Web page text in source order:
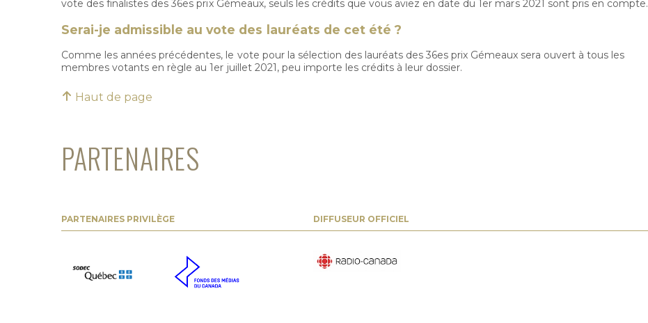
vote des finalistes des 36es prix Gémeaux, seuls les crédits que vous aviez en date du 1er mars 2021 sont pris en compte.
Serai-je admissible au vote des lauréats de cet été ?
Comme les années précédentes, le vote pour la sélection des lauréats des 36es prix Gémeaux sera ouvert à tous les
membres votants en règle au 1er juillet 2021, peu importe les crédits à leur dossier.
Haut de page
PARTENAIRES
PARTENAIRES PRIVILÈGE DIFFUSEUR OFFICIEL